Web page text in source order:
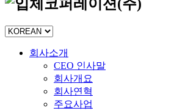
회사소개
CEO 인사말
회사개요
회사연혁
주요사업